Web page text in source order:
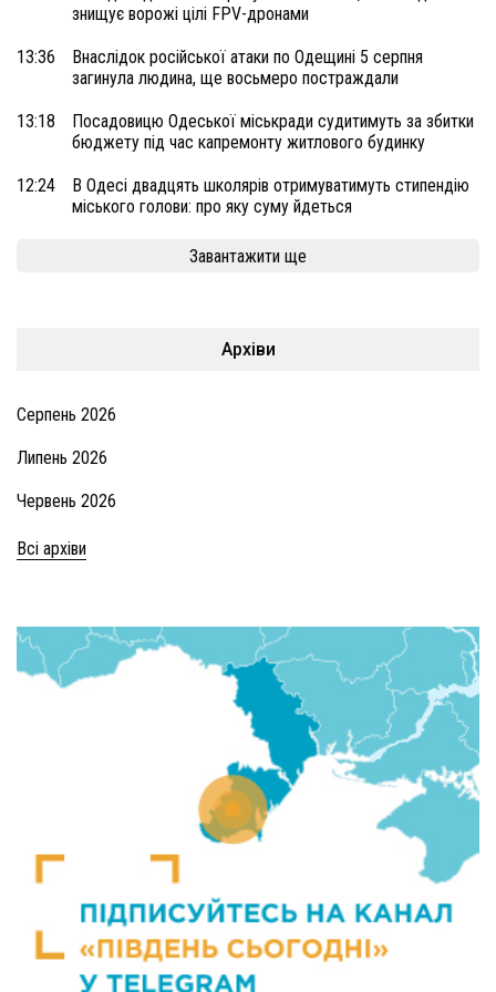
знищує ворожі цілі FPV-дронами
13:36
Внаслідок російської атаки по Одещині 5 серпня
загинула людина, ще восьмеро постраждали
13:18
Посадовицю Одеської міськради судитимуть за збитки
бюджету під час капремонту житлового будинку
12:24
В Одесі двадцять школярів отримуватимуть стипендію
міського голови: про яку суму йдеться
Завантажити ще
Архіви
Серпень 2026
Липень 2026
Червень 2026
Всі архіви